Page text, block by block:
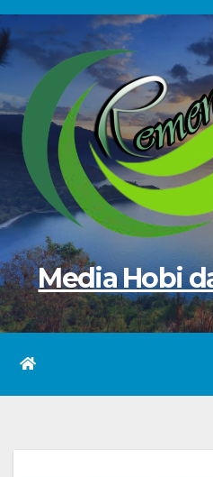
Skip
to
content
Media Hobi